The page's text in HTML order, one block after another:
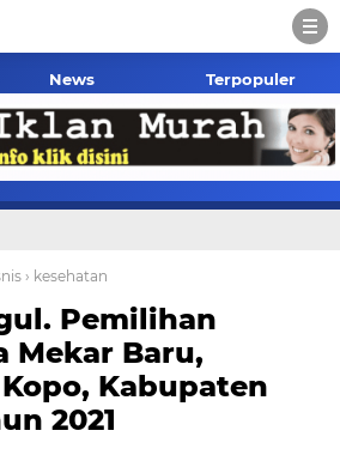
News Terpopuler
› kesehatan
Pemilihan
Mekar Baru,
Kabupaten
2021